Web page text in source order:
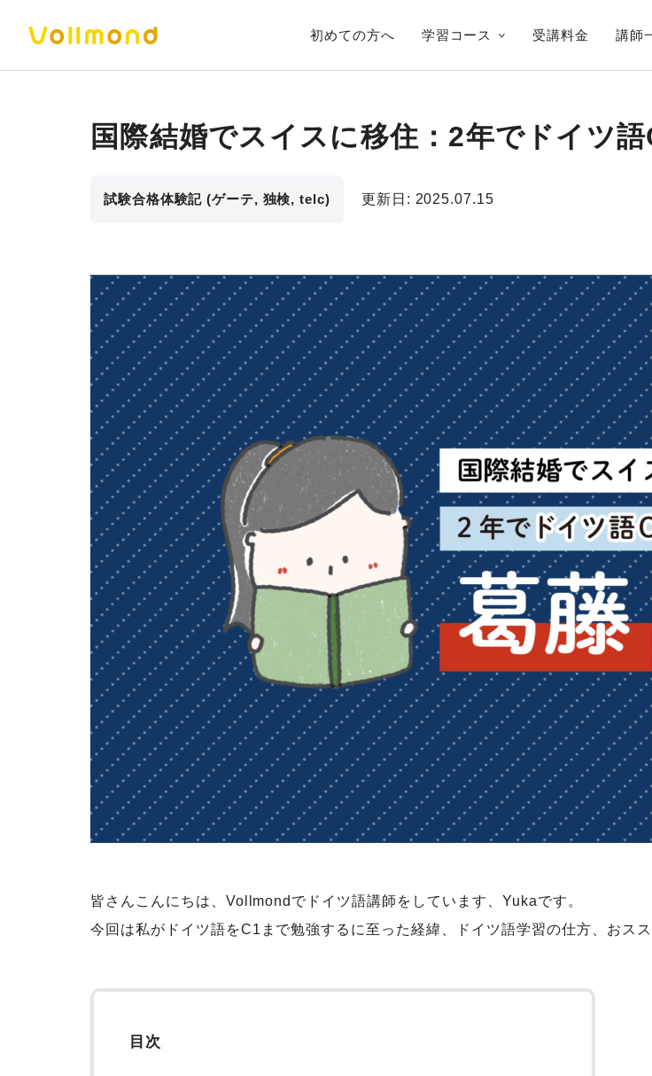
初めての方へ 学習コース 受講料金 講師
国際結婚でスイスに移住：2年でドイツ
試験合格体験記 (ゲーテ, 独検, telc) 更新日: 2025.07.15
皆さんこんにちは、Vollmondでドイツ語講師をしています、Yukaです。
今回は私がドイツ語をC1まで勉強するに至った経緯、ドイツ語学習の仕方、おス
目次